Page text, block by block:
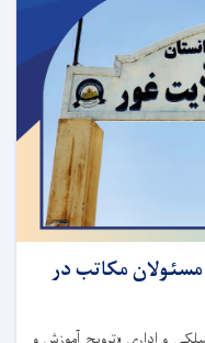
مسئولان مکاتب در